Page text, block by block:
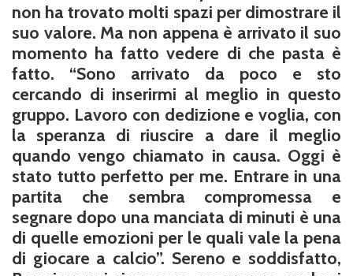
non ha trovato molti spazi per dimostrare il
suo valore. Ma non appena è arrivato il suo
momento ha fatto vedere di che pasta è
fatto. “Sono arrivato da poco e sto
cercando di inserirmi al meglio in questo
gruppo. Lavoro con dedizione e voglia, con
la speranza di riuscire a dare il meglio
quando vengo chiamato in causa. Oggi è
stato tutto perfetto per me. Entrare in una
partita che sembra compromessa e
segnare dopo una manciata di minuti è una
di quelle emozioni per le quali vale la pena
di giocare a calcio”. Sereno e soddisfatto,